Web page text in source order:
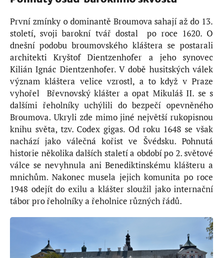
První zmínky o dominantě Broumova sahají až do 13.
století, svoji barokní tvář dostal po roce 1620. O
dnešní podobu broumovského kláštera se postarali
architekti Kryštof Dientzenhofer a jeho synovec
Kilián Ignác Dientzenhofer. V době husitských válek
význam kláštera velice vzrostl, a to když v Praze
vyhořel Břevnovský klášter a opat Mikuláš II. se s
dalšími řeholníky uchýlili do bezpečí opevněného
Broumova. Ukryli zde mimo jiné největší rukopisnou
knihu světa, tzv. Codex gigas. Od roku 1648 se však
nachází jako válečná kořist ve Švédsku. Pohnutá
historie několika dalších staletí a období po 2. světové
válce se nevyhnula ani Benediktinskému klášteru a
mnichům. Nakonec musela jejich komunita po roce
1948 odejít do exilu a klášter sloužil jako internační
tábor pro řeholníky a řeholnice různých řádů.